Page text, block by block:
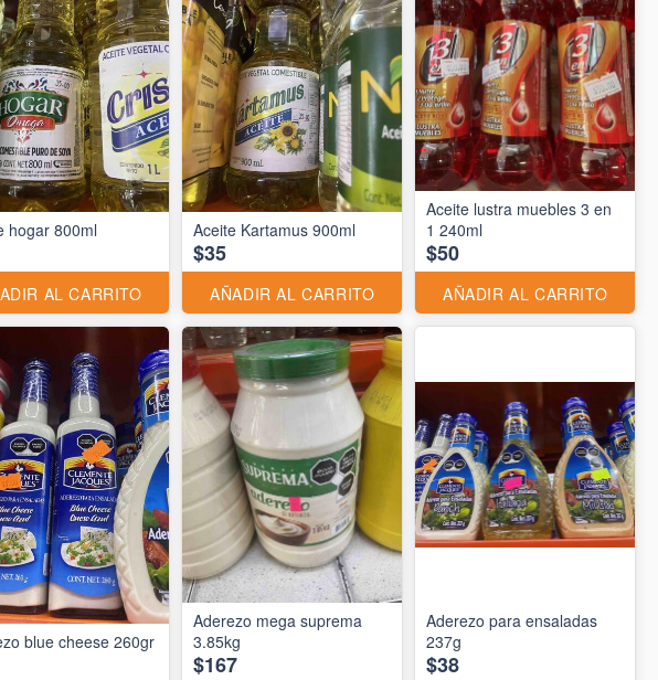
hogar 800ml
AL CARRITO
Aceite Kartamus 900ml
$35
AÑADIR AL CARRITO
Aceite lustra muebles 3 en
1 240ml
$50
AÑADIR AL CARRITO
blue cheese 260gr
Aderezo mega suprema
3.85kg
$167
Aderezo para ensaladas
237g
$38